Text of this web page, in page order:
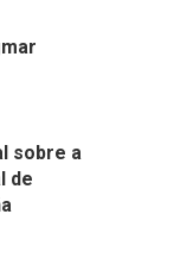
sobre a
de